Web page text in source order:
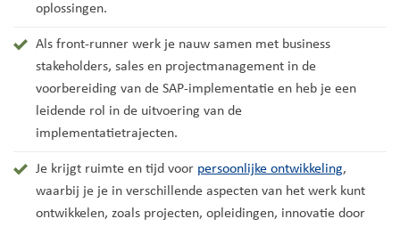
oplossingen.
Als front-runner werk je nauw samen met business
stakeholders, sales en projectmanagement in de
voorbereiding van de SAP-implementatie en heb je een
leidende rol in de uitvoering van de
implementatietrajecten.
Je krijgt ruimte en tijd voor persoonlijke ontwikkeling,
waarbij je je in verschillende aspecten van het werk kunt
ontwikkelen, zoals projecten, opleidingen, innovatie door